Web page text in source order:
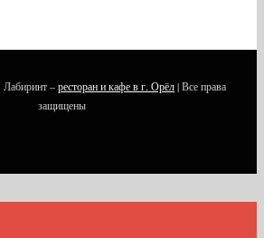
–ресторан и кафе в г. Орёл| Все права
защищены